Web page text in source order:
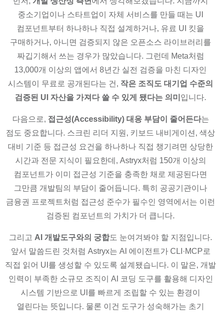
중소기업이나 스타트업이 자체 서비스를 만들 때는 UI
컴포넌트부터 하나하나 직접 설계하거나, 유료 UI 킷을
구매하거나, 아니면 검증되지 않은 오픈소스 라이브러리를
짜깁기해서 쓰는 경우가 많았습니다. 그런데 Meta처럼
13,000개 이상의 앱에서 8년간 실전 검증을 마친 디자인
시스템이 무료로 공개된다는 건, 작은 조직도 대기업 수준의
검증된 UI 자산을 가져다 쓸 수 있게 됐다는 의미 입니다.
다음으로, 접근성(Accessibility) 대응 부담이 줄어든다는
점도 중요합니다. 스크린 리더 지원, 키보드 내비게이션, 색상
대비 기준 등 접근성 요건을 하나하나 직접 챙기려면 상당한
시간과 전문 지식이 필요한데, Astryx처럼 150개 이상의
컴포넌트가 이미 접근성 기준을 충족한 채로 제공된다면
그만큼 개발팀의 부담이 줄어듭니다. 특히 공공기관이나
금융권 프로젝트처럼 접근성 준수가 필수인 영역에서는 이런
검증된 컴포넌트의 가치가 더 큽니다.
그리고 AI 개발도구와의 궁합도 눈여겨봐야 할 지점입니다.
앞서 말씀드린 것처럼 Astryx는 AI 에이전트가 CLI·MCP로
직접 읽어 UI를 생성할 수 있도록 설계됐습니다. 이 말은, 개발
인력이 부족한 소규모 조직이 AI 코딩 도구를 활용해 디자인
시스템 기반으로 UI를 빠르게 조립할 수 있는 환경이
열린다는 뜻입니다. 물론 이건 도구가 성숙해가는 초기